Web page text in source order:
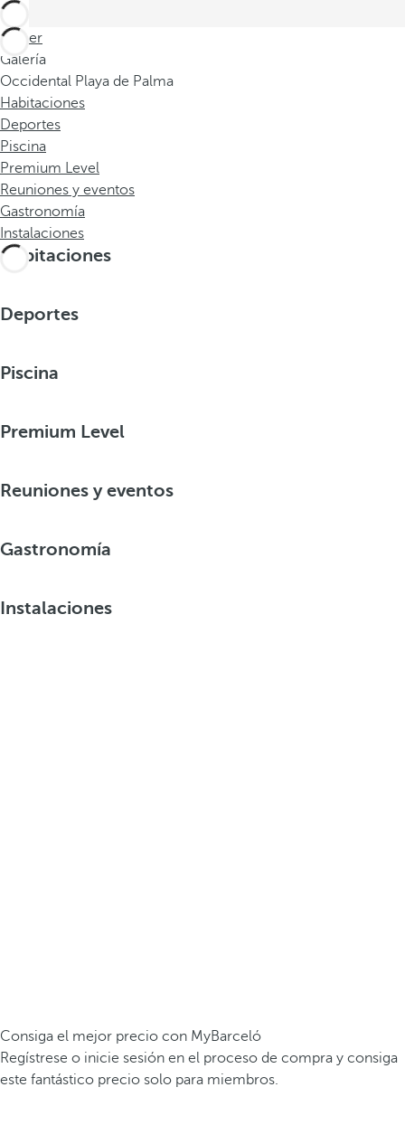
Volver
Galería
Occidental Playa de Palma
Habitaciones
Deportes
Piscina
Premium Level
Reuniones y eventos
Gastronomía
Instalaciones
Habitaciones
Deportes
Piscina
Premium Level
Reuniones y eventos
Gastronomía
Instalaciones
Consiga el mejor precio con MyBarceló
Regístrese o inicie sesión en el proceso de compra y consiga
este fantástico precio solo para miembros.